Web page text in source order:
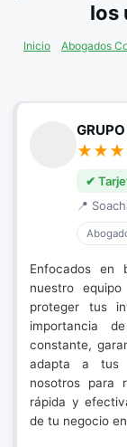
los
Inicio Abogados
✔
📍
Enfocados en
nuestro
proteger tus
importancia
constante,
adapta a tus
nosotros para
rápida y
de tu negocio